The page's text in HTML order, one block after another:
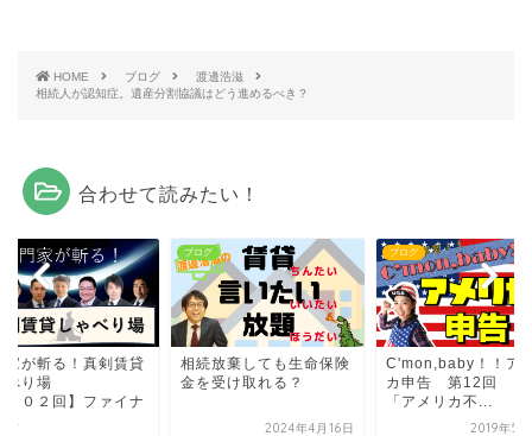
HOME ブログ
渡邊浩滋
相続人が認知症。遺産分割協議はどう進めるべき？
合わせて読みたい！
家が斬る！真剣賃貸
べり場
３０２回】ファイナ
...
ブログ
相続放棄しても生命保険
金を受け取れる？
2024年4月16日
ブログ
C'mon,baby！！ア
カ申告 第12回
「アメリカ不...
2019年5